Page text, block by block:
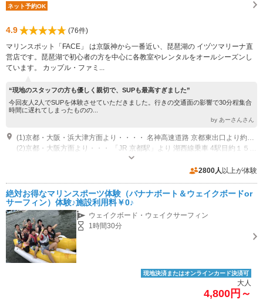
ネット予約OK
4.9
(76件)
マリンスポット「FACE」 は京阪神から一番近い、琵琶湖の イヅツマリーナ直
営店です。琵琶湖で初心者の方を中心に各教室やレンタルをオールシーズンし
ています。 カップル・ファミ...
“現地のスタッフの方も優しく親切で、SUPも最高すぎました”
今回友人2人でSUPを体験させていただきました。行きの交通面の影響で30分程集合
時間に遅れてしまったものの...
by あーさんさん
営業時間：７：00～18：00（日出～日没） 定休日：不定休 その他：事前の
ご予約に限り上記の限りでは御座いません。お問い合わせください。
2800人 以上が体験
絶対お得なマリンスポーツ体験（バナナボート＆ウェイクボードor
サーフィン）体験♪施設利用料￥0♪
ウェイクボード・ウェイクサーフィン
1時間30分
現地決済またはオンラインカード決済可
大人
4,800円～